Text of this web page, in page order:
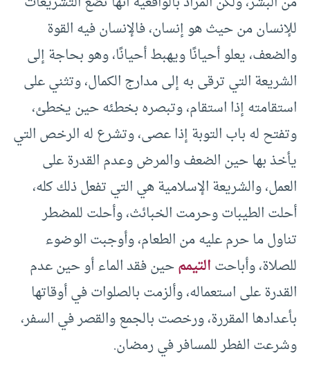
للإنسان من حيث هو إنسان، فالإنسان فيه القوة
والضعف، يعلو أحيانًا ويهبط أحيانًا، وهو بحاجة إلى
الشريعة التي ترقى به إلى مدارج الكمال، وتثني على
استقامته إذا استقام، وتبصره بخطئه حين يخطئ،
وتفتح له باب التوبة إذا عصى، وتشرع له الرخص التي
يأخذ بها حين الضعف والمرض وعدم القدرة على
العمل، والشريعة الإسلامية هي التي تفعل ذلك كله،
أحلت الطيبات وحرمت الخبائث، وأحلت للمضطر
تناول ما حرم عليه من الطعام، وأوجبت الوضوء
للصلاة، وأباحتالتيممحين فقد الماء أو حين عدم
القدرة على استعماله، وألزمت بالصلوات في أوقاتها
بأعدادها المقررة، ورخصت بالجمع والقصر في السفر،
وشرعت الفطر للمسافر في رمضان.